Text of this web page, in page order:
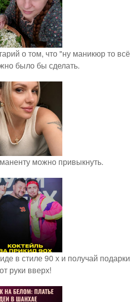
о том, что "ну маникюр то всё
было бы сделать.
можно привыкнуть.
в стиле 90 х и получай подарки
от руки вверх!